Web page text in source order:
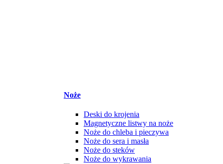
Noże
Deski do krojenia
Magnetyczne listwy na noże
Noże do chleba i pieczywa
Noże do sera i masła
Noże do steków
Noże do wykrawania